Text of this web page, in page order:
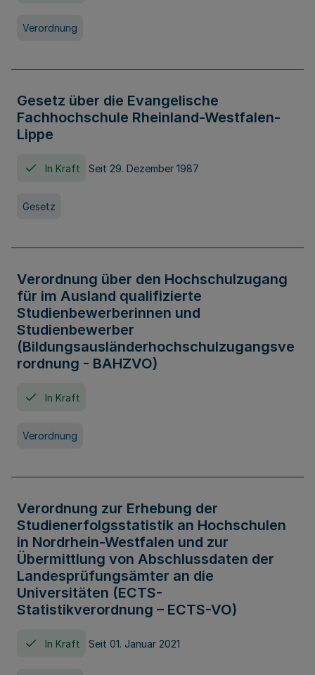
Verordnung
Gesetz über die Evangelische
Fachhochschule Rheinland-Westfalen-
Lippe
In Kraft Seit 29. Dezember 1987
Gesetz
Verordnung über den Hochschulzugang
für im Ausland qualifizierte
Studienbewerberinnen und
Studienbewerber
(Bildungsausländerhochschulzugangsve
rordnung - BAHZVO)
In Kraft
Verordnung
Verordnung zur Erhebung der
Studienerfolgsstatistik an Hochschulen
in Nordrhein-Westfalen und zur
Übermittlung von Abschlussdaten der
Landesprüfungsämter an die
Universitäten (ECTS-
Statistikverordnung – ECTS-VO)
In Kraft Seit 01. Januar 2021